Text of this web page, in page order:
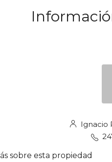
Ignacio
sobre esta propiedad